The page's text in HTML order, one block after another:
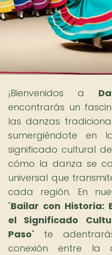
¡Bienvenidos a
encontrarás un
las danzas
sumergiéndote en
significado cultural
cómo la danza se
universal que
cada región. En
"Bailar con Historia:
el Significado
Paso" te
conexión entre la